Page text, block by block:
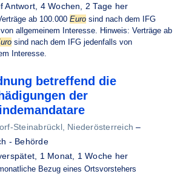
Antwort, 4 Wochen, 2 Tage her
ab 100.000 Euro sind nach dem IFG
allgemeinem Interesse. Hinweis: Verträge ab
sind nach dem IFG jedenfalls von
Interesse.
betreffend die
der
Steinabrückl, Niederösterreich –
- Behörde
1 Monat, 1 Woche her
Bezug eines Ortsvorstehers